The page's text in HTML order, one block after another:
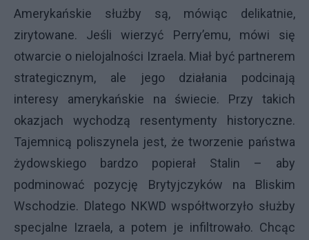
Amerykańskie służby są, mówiąc delikatnie,
zirytowane. Jeśli wierzyć Perry’emu, mówi się
otwarcie o nielojalności Izraela. Miał być partnerem
strategicznym, ale jego działania podcinają
interesy amerykańskie na świecie. Przy takich
okazjach wychodzą resentymenty historyczne.
Tajemnicą poliszynela jest, że tworzenie państwa
żydowskiego bardzo popierał Stalin – aby
podminować pozycję Brytyjczyków na Bliskim
Wschodzie. Dlatego NKWD współtworzyło służby
specjalne Izraela, a potem je infiltrowało. Chcąc